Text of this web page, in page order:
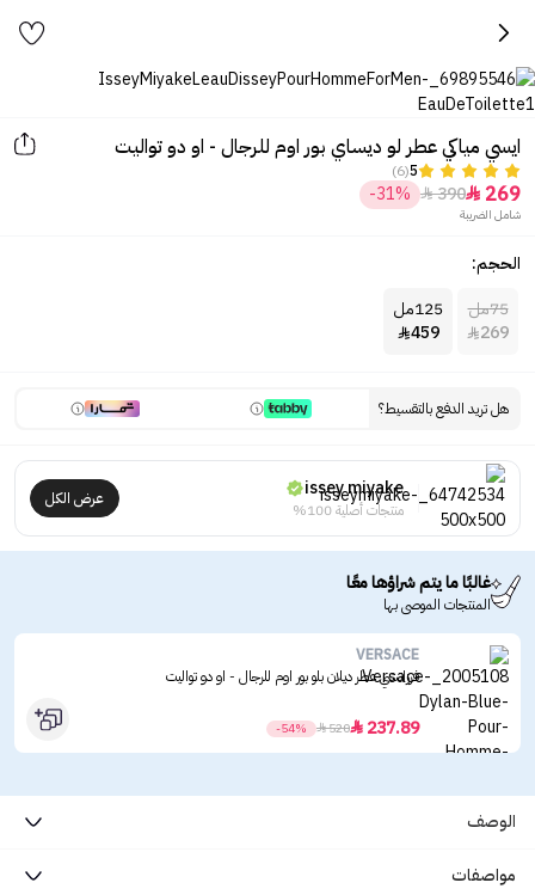
ايسي مياكي عطر لو ديساي بور اوم للرجال - او دو تواليت
5
(6)
269

390

-31%
شامل الضريبة
الحجم:
75مل
269

125مل
459

هل تريد الدفع بالتقسيط؟
issey miyake
منتجات أصلية 100%
عرض الكل
غالبًا ما يتم شراؤها معًا
المنتجات الموصى بها
VERSACE
فرزاتشي عطر ديلان بلو بور اوم للرجال - او دو تواليت
237.89

520

-54%
الوصف
مواصفات